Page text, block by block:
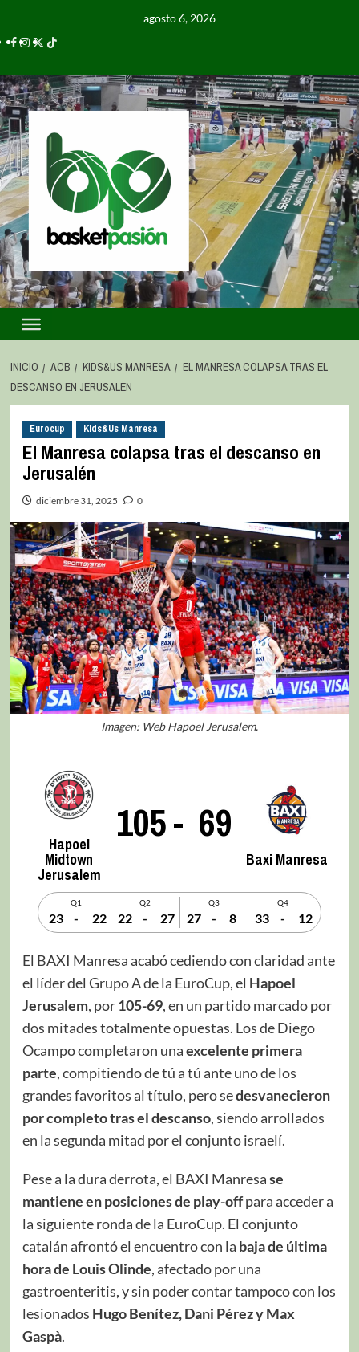
agosto 6, 2026
INICIO ACB KIDS&US MANRESA
EL MANRESA COLAPSA TRAS EL
DESCANSO EN JERUSALÉN
Eurocup Kids&Us Manresa
El Manresa colapsa tras el descanso en
Jerusalén
diciembre 31, 2025 0
Imagen: Web Hapoel Jerusalem.
Hapoel
Midtown
Jerusalem
105- 69
Baxi Manresa
Q1
23 - 22
Q2
22 - 27
Q3
27 - 8
Q4
33 - 12
El BAXI Manresa acabó cediendo con claridad ante
el líder del Grupo A de la EuroCup, el Hapoel
Jerusalem, por105-69, en un partido marcado por
dos mitades totalmente opuestas. Los de Diego
Ocampo completaron unaexcelente primera
parte, compitiendo de tú a tú ante uno de los
grandes favoritos al título, pero sedesvanecieron
por completo tras el descanso, siendo arrollados
en la segunda mitad por el conjunto israelí.
Pese a la dura derrota, el BAXI Manresase
mantiene en posiciones de play-offpara acceder a
la siguiente ronda de la EuroCup. El conjunto
catalán afrontó el encuentro con la baja de última
hora de Louis Olinde, afectado por una
gastroenteritis, y sin poder contar tampoco con los
lesionados Hugo Benítez, Dani Pérez y Max
Gaspà.